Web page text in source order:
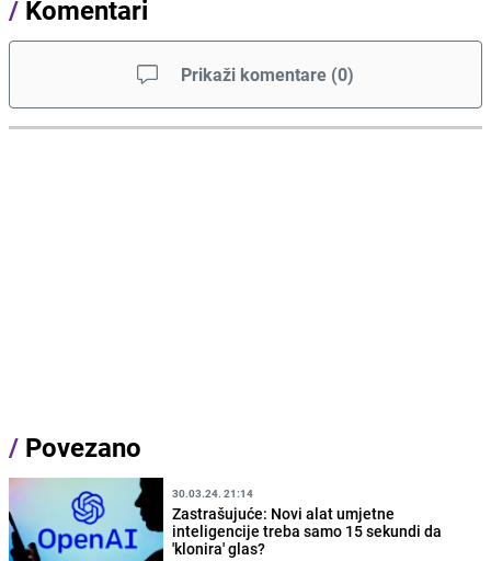
/ Komentari
Prikaži komentare (0)
/ Povezano
30.03.24. 21:14
Zastrašujuće: Novi alat umjetne
inteligencije treba samo 15 sekundi da
'klonira' glas?